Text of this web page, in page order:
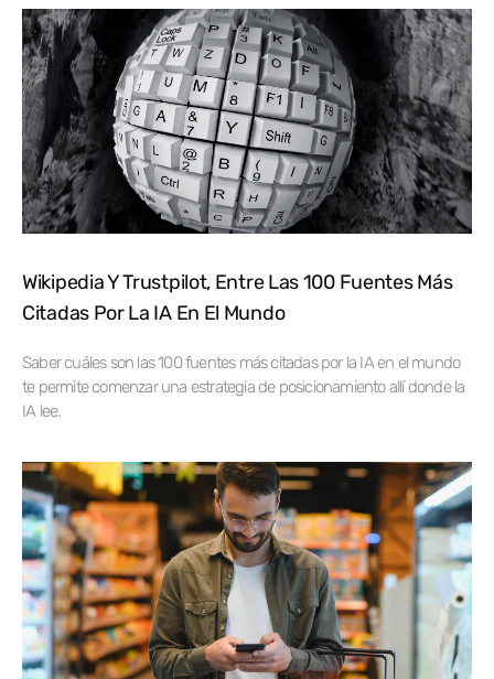
Wikipedia Y Trustpilot, Entre Las 100 Fuentes Más
Citadas Por La IA En El Mundo
Saber cuáles son las 100 fuentes más citadas por la IA en el mundo
te permite comenzar una estrategia de posicionamiento allí donde la
IA lee.